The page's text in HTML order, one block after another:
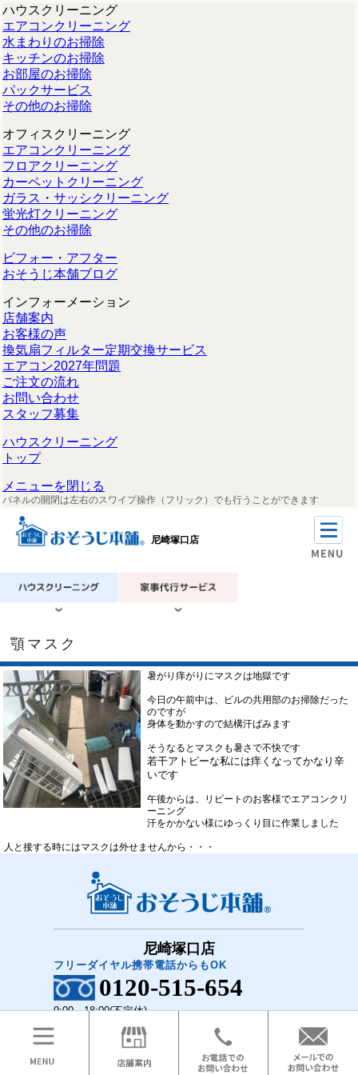
ハウスクリーニング
エアコンクリーニング
水まわりのお掃除
キッチンのお掃除
お部屋のお掃除
パックサービス
その他のお掃除
オフィスクリーニング
エアコンクリーニング
フロアクリーニング
カーペットクリーニング
ガラス・サッシクリーニング
蛍光灯クリーニング
その他のお掃除
ビフォー・アフター
おそうじ本舗ブログ
インフォーメーション
店舗案内
お客様の声
換気扇フィルター定期交換サービス
エアコン2027年問題
ご注文の流れ
お問い合わせ
スタッフ募集
ハウスクリーニング
トップ
メニューを閉じる
パネルの開閉は左右のスワイプ操作（フリック）でも行うことができます
尼崎塚口店
顎マスク
暑がり痒がりにマスクは地獄です
今日の午前中は、ビルの共用部のお掃除だった
のですが
身体を動かすので結構汗ばみます
そうなるとマスクも暑さで不快です
若干アトピーな私には痒くなってかなり辛
いです
午後からは、リピートのお客様でエアコンクリ
ーニング
汗をかかない様にゆっくり目に作業しました
人と接する時にはマスクは外せませんから・・・
尼崎塚口店
フリーダイヤル携帯電話からもOK
0120-515-654
9:00～18:00(不定休)
COPYRIGHT(C)2018 おそうじ本舗 尼崎塚口店 All Rights Reserved.